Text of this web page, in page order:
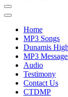
Home
MP3 Songs
Dunamis
MP3
Audio
Testimony
Contact Us
CTDMP